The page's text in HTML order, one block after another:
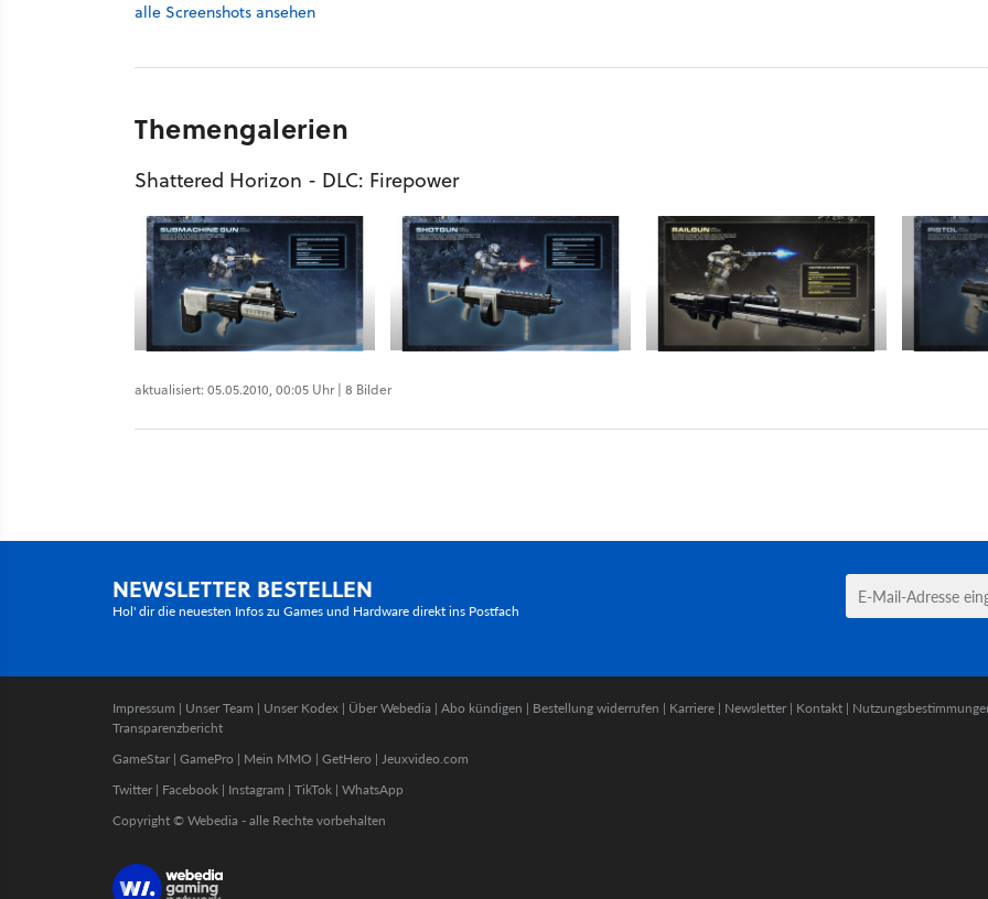
alle Screenshots ansehen
Themengalerien
Shattered Horizon - DLC: Firepower
aktualisiert: 05.05.2010, 00:05 Uhr | 8 Bilder
NEWSLETTER BESTELLEN
Hol' dir die neuesten Infos zu Games und Hardware direkt ins Postfach
Impressum | Unser Team | Unser Kodex | Über Webedia | Abo kündigen | Bestellung widerrufen | Karriere | Newsletter | Kontakt |
Transparenzbericht
GameStar | GamePro | Mein MMO | GetHero | Jeuxvideo.com
Twitter | Facebook | Instagram | TikTok | WhatsApp
Copyright © Webedia - alle Rechte vorbehalten